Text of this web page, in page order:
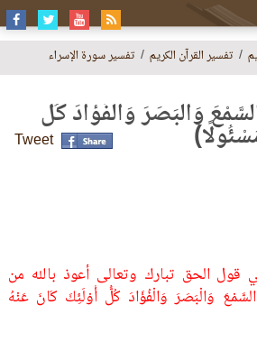
تفسير القرآن الكريم تفسير سورة الإسراء
وَالْبَصَرَ وَالْفُؤَادَ كُلُّ
Tweet
الحق تبارك وتعالى أعوذ بالله من
وَالْبَصَرَ وَالْفُؤَادَ كُلُّ أُوْلَئِكَ كَانَ عَنْهُ